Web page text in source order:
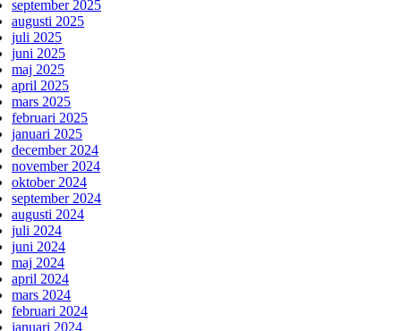
september 2025
augusti 2025
juli 2025
juni 2025
maj 2025
april 2025
mars 2025
februari 2025
januari 2025
december 2024
november 2024
oktober 2024
september 2024
augusti 2024
juli 2024
juni 2024
maj 2024
april 2024
mars 2024
februari 2024
januari 2024